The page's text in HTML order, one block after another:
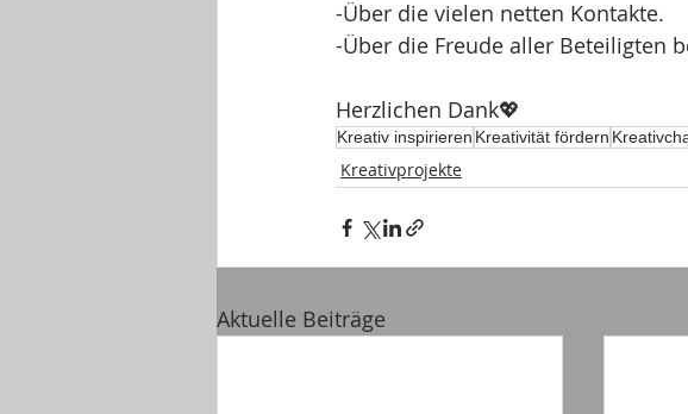
-Über die vielen netten Kontakte.
-Über die Freude aller Beteiligten
Herzlichen Dank💖
Kreativ inspirieren Kreativität fördern
Kreativprojekte
Aktuelle Beiträge